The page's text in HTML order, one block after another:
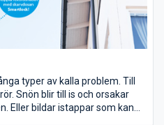
typer av kalla problem. Till
Snön blir till is och orsakar
Eller bildar istappar som kan